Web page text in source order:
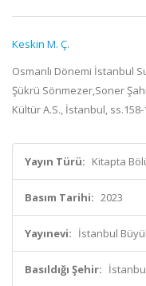
Keskin M. Ç.
Osmanlı Dönemi İstanbul
Şükrü Sönmezer,Soner
Kültür A.S., İstanbul, ss.158-
Yayın Türü: Kitapta
Basım Tarihi: 2023
Yayınevi: İstanbul
Basıldığı Şehir: